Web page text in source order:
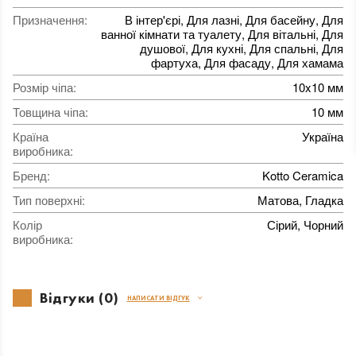
Призначення:
В інтер'єрі, Для лазні, Для басейну, Для
ванної кімнати та туалету, Для вітальні, Для
душової, Для кухні, Для спальні, Для
фартуха, Для фасаду, Для хамама
Розмір чіпа:
10x10 мм
Товщина чіпа:
10 мм
Країна
виробника:
Україна
Бренд:
Kotto Ceramica
Тип поверхні:
Матова, Гладка
Колір
виробника:
Сірий, Чорний
Відгуки (0) НАПИСАТИ ВІДГУК